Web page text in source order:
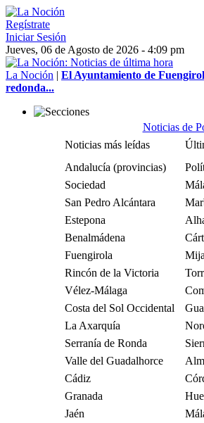
Regístrate
Iniciar Sesión
Jueves, 06 de Agosto de 2026 - 4:09 pm
La Noción | El Ayuntamiento de
redonda...
Noticias de
Noticias más leídas
Andalucía (provincias)
Sociedad
San Pedro Alcántara
Estepona
Benalmádena
Fuengirola
Rincón de la Victoria
Vélez-Málaga
Costa del Sol Occidental
La Axarquía
Serranía de Ronda
Valle del Guadalhorce
Cádiz
Granada
Jaén